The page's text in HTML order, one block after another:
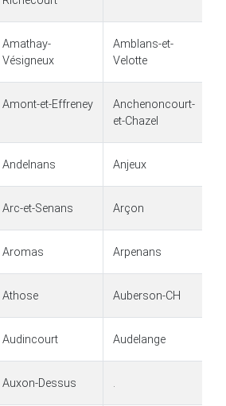
Amathay-
Vésigneux
Amblans-et-
Velotte
Amont-et-Effreney
Anchenoncourt-
et-Chazel
Andelnans Anjeux
Arc-et-Senans Arçon
Aromas Arpenans
Athose Auberson-CH
Audincourt Audelange
Auxon-Dessus .